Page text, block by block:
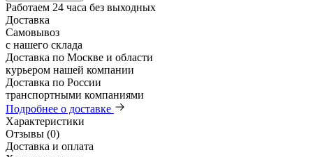
Работаем 24 часа без выходных
Доставка
Самовывоз
с нашего склада
Доставка по Москве и области
курьером нашей компании
Доставка по России
транспортными компаниями
Подробнее о доставке
Характеристики
Отзывы (0)
Доставка и оплата